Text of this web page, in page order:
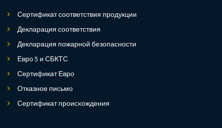
Сертификат соответствия продукции
Декларация соответствия
Декларация пожарной безопасности
Евро 5 и СБКТС
Сертификат Евро
Отказное письмо
Сертификат происхождения